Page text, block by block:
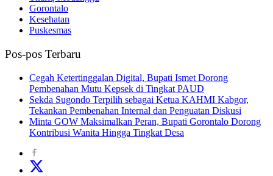
Gorontalo
Kesehatan
Puskesmas
Pos-pos Terbaru
Cegah Ketertinggalan Digital, Bupati Ismet Dorong
Pembenahan Mutu Kepsek di Tingkat PAUD
Sekda Sugondo Terpilih sebagai Ketua KAHMI Kabgor,
Tekankan Pembenahan Internal dan Penguatan Diskusi
Minta GOW Maksimalkan Peran, Bupati Gorontalo Dorong
Kontribusi Wanita Hingga Tingkat Desa